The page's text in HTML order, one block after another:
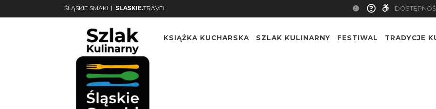
ŚLĄSKIE SMAKI | SLASKIE.TRAVEL
KSIĄŻKA KUCHARSKA SZLAK KULINARNY FESTIWAL TRADYCJE